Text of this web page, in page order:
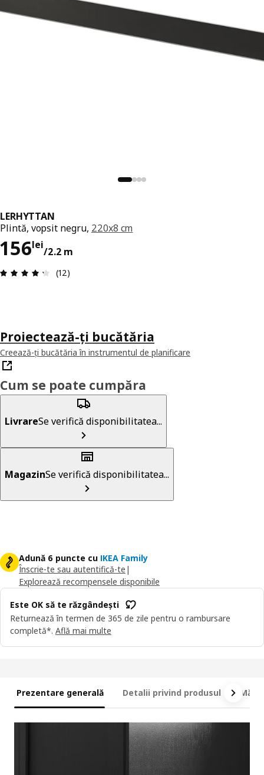
LERHYTTAN
Plintă, vopsit negru, 220x8 cm
156lei
/2.2 m
Preț 156lei/2.2 m
Prezentare generală: 4.3 din 5 stele Total
(12)
Proiectează-ți bucătăria
Creează-ți bucătăria în instrumentul de planificare
Cum se poate cumpăra
LivrareSe verifică disponibilitatea...
MagazinSe verifică disponibilitatea...
Adună 6 puncte cu IKEA Family
Înscrie-te sau autentifică-te |
Explorează recompensele disponibile
Este OK să te răzgândești
Returnează în termen de 365 de zile pentru o rambursare
completă*. Află mai multe
Prezentare generală Detalii privind produsul